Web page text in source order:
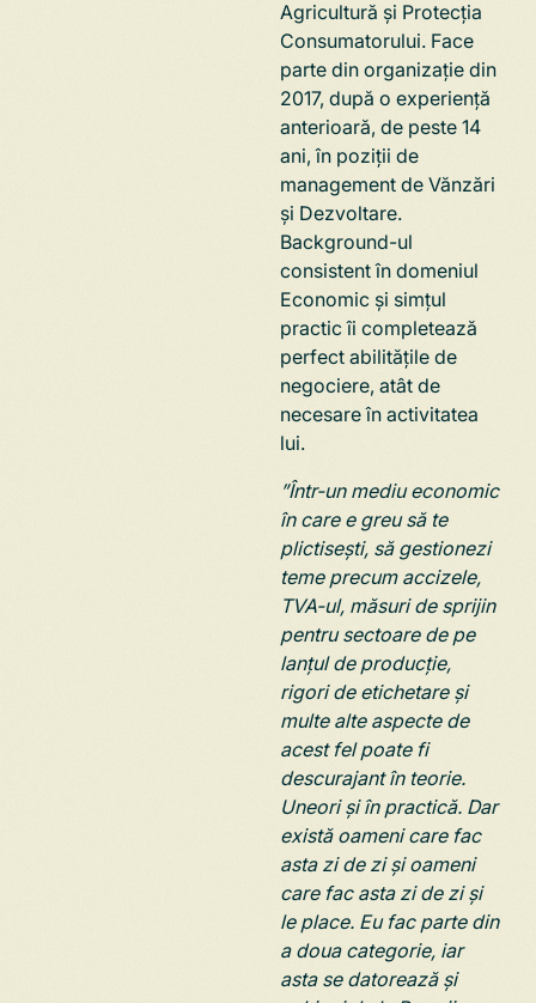
Agricultură și Protecția
Consumatorului. Face
parte din organizație din
2017, după o experiență
anterioară, de peste 14
ani, în poziții de
management de Vănzări
și Dezvoltare.
Background-ul
consistent în domeniul
Economic și simțul
practic îi completează
perfect abilitățile de
negociere, atât de
necesare în activitatea
lui.
”Într-un mediu economic
în care e greu să te
plictisești, să gestionezi
teme precum accizele,
TVA-ul, măsuri de sprijin
pentru sectoare de pe
lanțul de producție,
rigori de etichetare și
multe alte aspecte de
acest fel poate fi
descurajant în teorie.
Uneori și în practică. Dar
există oameni care fac
asta zi de zi și oameni
care fac asta zi de zi și
le place. Eu fac parte din
a doua categorie, iar
asta se datorează și